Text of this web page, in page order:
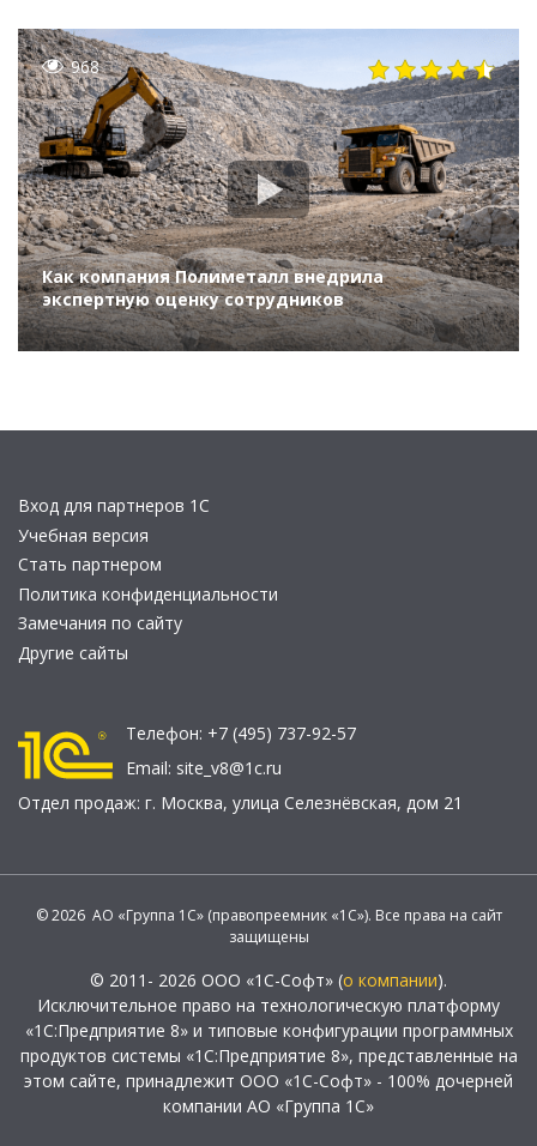
968
Как компания Полиметалл внедрила
экспертную оценку сотрудников
Вход для партнеров 1С
Учебная версия
Стать партнером
Политика конфиденциальности
Замечания по сайту
Другие сайты
Телефон: +7 (495) 737-92-57
Email: site_v8@1c.ru
Отдел продаж: г. Москва, улица Селезнёвская, дом 21
© 2026 АО «Группа 1С» (правопреемник «1С»). Все права на сайт
защищены
© 2011- 2026 ООО «1С-Софт» (о компании).
Исключительное право на технологическую платформу
«1С:Предприятие 8» и типовые конфигурации программных
продуктов системы «1С:Предприятие 8», представленные на
этом сайте, принадлежит ООО «1С-Софт» - 100% дочерней
компании АО «Группа 1С»